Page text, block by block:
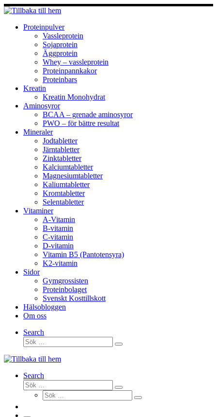
Hoppa
till
innehållProteinpulver
Vassleprotein
Sojaprotein
Äggprotein
Whey – vassleprotein
Proteinpannkakor
Proteinbars
Kreatin
Kreatin Monohydrat
Aminosyror
BCAA – grenade aminosyror
PWO – för bättre resultat
Mineraler
Jodtabletter
Järntabletter
Zinktabletter
Kalciumtabletter
Magnesiumtabletter
Kaliumtabletter
Kromtabletter
Selentabletter
Vitaminer
A-Vitamin
B-vitamin
C-vitamin
D-vitamin
Vitamin B5 (Pantotensyra)
K2-vitamin
Sidor
Gymgrossisten
Proteinbolaget
Svenskt Kosttillskott
Hälsobloggen
Om oss
Search
Sök
Sök
Search
Sök
Sök
Sök
Sök